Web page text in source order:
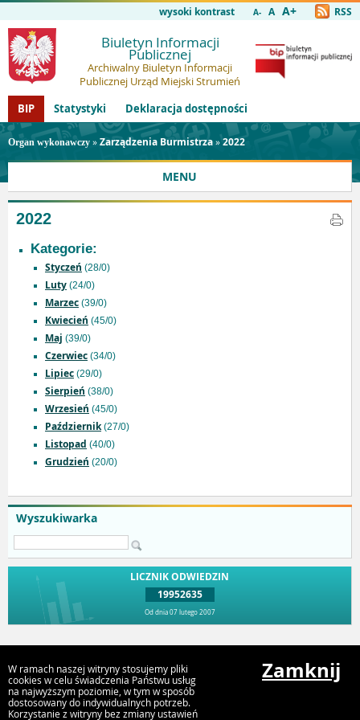
wysoki kontrast A- A A+ RSS
Biuletyn Informacji
Publicznej
Archiwalny Biuletyn Informacji
Publicznej Urząd Miejski Strumień
BIP
Statystyki Deklaracja dostępności
Organ wykonawczy »Zarządzenia Burmistrza»2022
MENU
Wyszukiwarka
LICZNIK ODWIEDZIN
19952635
Od dnia 07 lutego 2007
2022
Kategorie:
Styczeń (28/0)
Luty (24/0)
Marzec (39/0)
Kwiecień (45/0)
Maj (39/0)
Czerwiec (34/0)
Lipiec (29/0)
Sierpień (38/0)
Wrzesień (45/0)
Październik(27/0)
Listopad (40/0)
Grudzień (20/0)
Urząd Miejski Strumień
W ramach naszej witryny stosujemy pliki
cookies w celu świadczenia Państwu usług
na najwyższym poziomie, w tym w sposób
dostosowany do indywidualnych potrzeb.
Korzystanie z witryny bez zmiany ustawień
Zamknij